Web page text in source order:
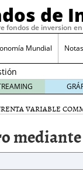
de
fondos de inversion
Mundial
RENTA VARIABLE